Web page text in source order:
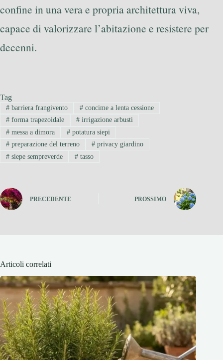
confine in una vera e propria architettura viva,
capace di valorizzare l’abitazione e resistere per
decenni.
Tag
#barriera frangivento #concime a lenta cessione
#forma trapezoidale #irrigazione arbusti
#messa a dimora #potatura siepi
#preparazione del terreno #privacy giardino
#siepe sempreverde #tasso
PRECEDENTE PROSSIMO
Articoli correlati